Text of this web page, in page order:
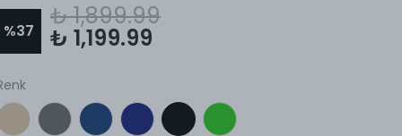
%37
₺ 1,899.99
₺ 1,199.99